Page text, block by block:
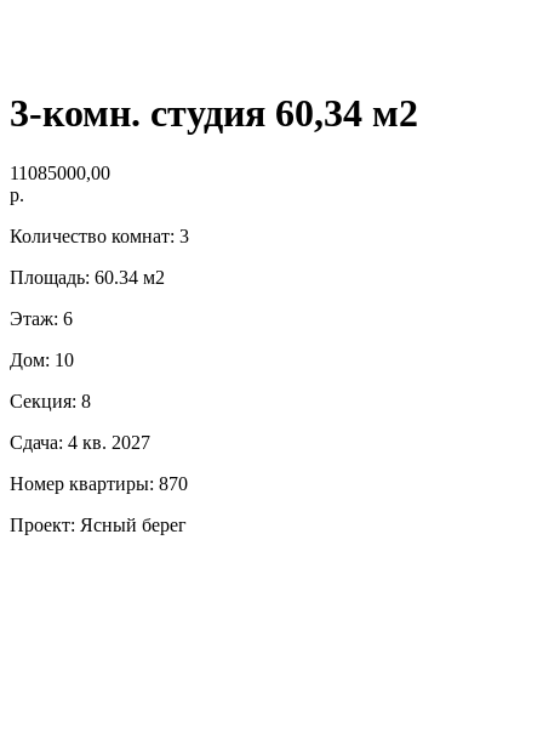
3-комн. студия 60,34 м2
11085000,00
р.
Количество комнат: 3
Площадь: 60.34 м2
Этаж: 6
Дом: 10
Секция: 8
Сдача: 4 кв. 2027
Номер квартиры: 870
Проект: Ясный берег